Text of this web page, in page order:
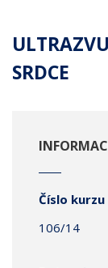
SRDCE
Číslo kurzu
106/14